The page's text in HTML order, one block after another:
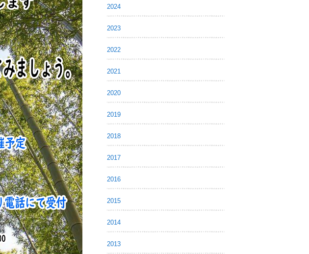
2024
2023
2022
2021
2020
2019
2018
2017
2016
2015
2014
2013